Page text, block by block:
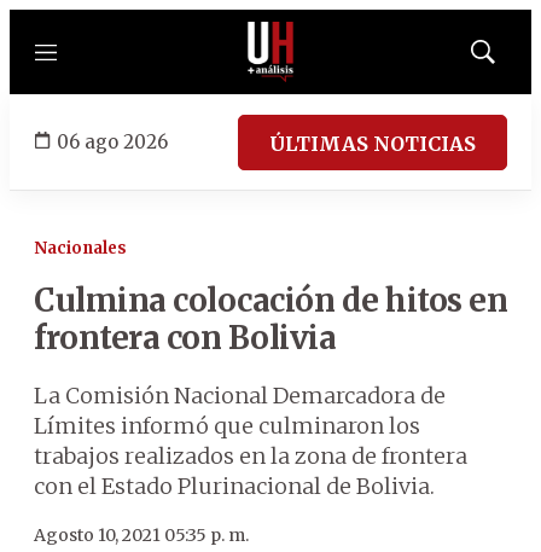
Menú
Mostrar
06 ago 2026 ÚLTIMAS NOTICIAS
Nacionales
Culmina colocación de hitos en
frontera con Bolivia
La Comisión Nacional Demarcadora de
Límites informó que culminaron los
trabajos realizados en la zona de frontera
con el Estado Plurinacional de Bolivia.
Agosto 10, 2021 05:35 p. m.